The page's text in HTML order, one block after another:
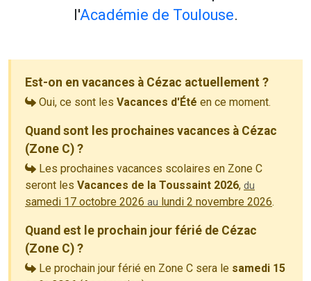
l'Académie de Toulouse.
Est-on en vacances à Cézac actuellement ?
Oui, ce sont les Vacances d'Été en ce moment.
Quand sont les prochaines vacances à Cézac
(Zone C) ?
Les prochaines vacances scolaires en Zone C
seront les Vacances de la Toussaint 2026, du
samedi 17 octobre 2026 au lundi 2 novembre 2026.
Quand est le prochain jour férié de Cézac
(Zone C) ?
Le prochain jour férié en Zone C sera le samedi 15